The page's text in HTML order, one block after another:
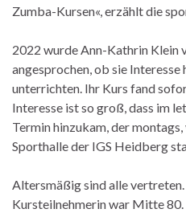
Zumba-Kursen«, erzählt die
2022 wurde Ann-Kathrin
angesprochen, ob sie
unterrichten. Ihr Kurs fand
Interesse ist so groß, dass im
Termin hinzukam, der
Sporthalle der IGS Heidberg
Altersmäßig sind alle
Kursteilnehmerin war Mitte